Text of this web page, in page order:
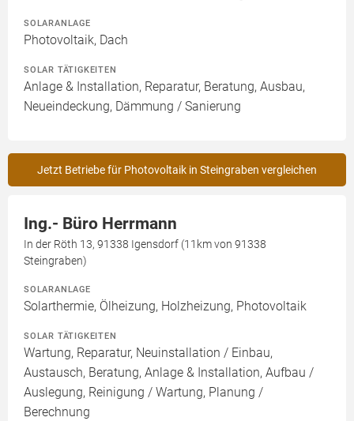
SOLARANLAGE
Photovoltaik, Dach
SOLAR TÄTIGKEITEN
Anlage & Installation, Reparatur, Beratung, Ausbau,
Neueindeckung, Dämmung / Sanierung
Jetzt Betriebe für Photovoltaik in Steingraben vergleichen
Ing.- Büro Herrmann
In der Röth 13, 91338 Igensdorf (11km von 91338
Steingraben)
SOLARANLAGE
Solarthermie, Ölheizung, Holzheizung, Photovoltaik
SOLAR TÄTIGKEITEN
Wartung, Reparatur, Neuinstallation / Einbau,
Austausch, Beratung, Anlage & Installation, Aufbau /
Auslegung, Reinigung / Wartung, Planung /
Berechnung